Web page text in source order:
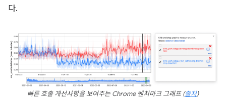
다.
빠른 호출 개선사항을 보여주는 Chrome 벤치마크 그래프 (출처)